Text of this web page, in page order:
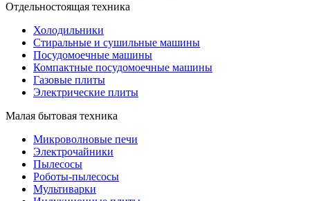
Отдельностоящая техника
Холодильники
Стиральные и сушильные машины
Посудомоечные машины
Компактные посудомоечные машины
Газовые плиты
Электрические плиты
Малая бытовая техника
Микроволновые печи
Электрочайники
Пылесосы
Роботы-пылесосы
Мультиварки